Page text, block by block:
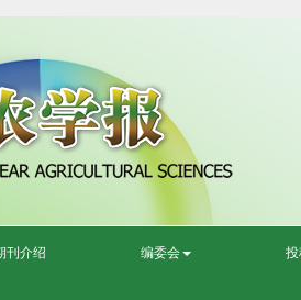
刊介绍 编委会